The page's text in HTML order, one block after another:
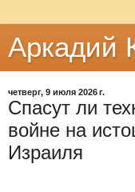
Аркадий
четверг, 9 июля 2026 г.
Спасут ли
войне на
Израиля